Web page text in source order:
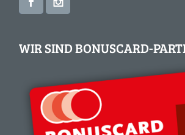
WIR SIND BONUSCARD-